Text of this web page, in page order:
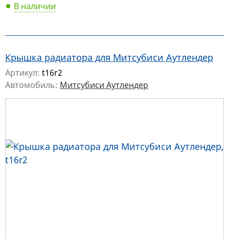
В наличии
Крышка радиатора для Митсубиси Аутлендер
Артикул: t16r2
Автомобиль: Митсубиси Аутлендер